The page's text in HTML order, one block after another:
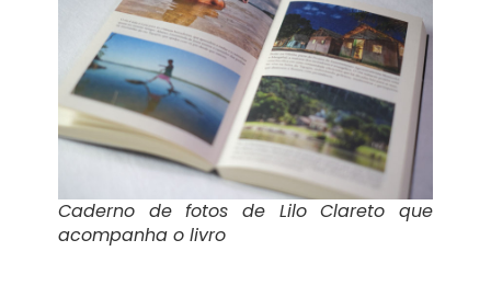
Caderno de fotos de Lilo Clareto que
acompanha o livro